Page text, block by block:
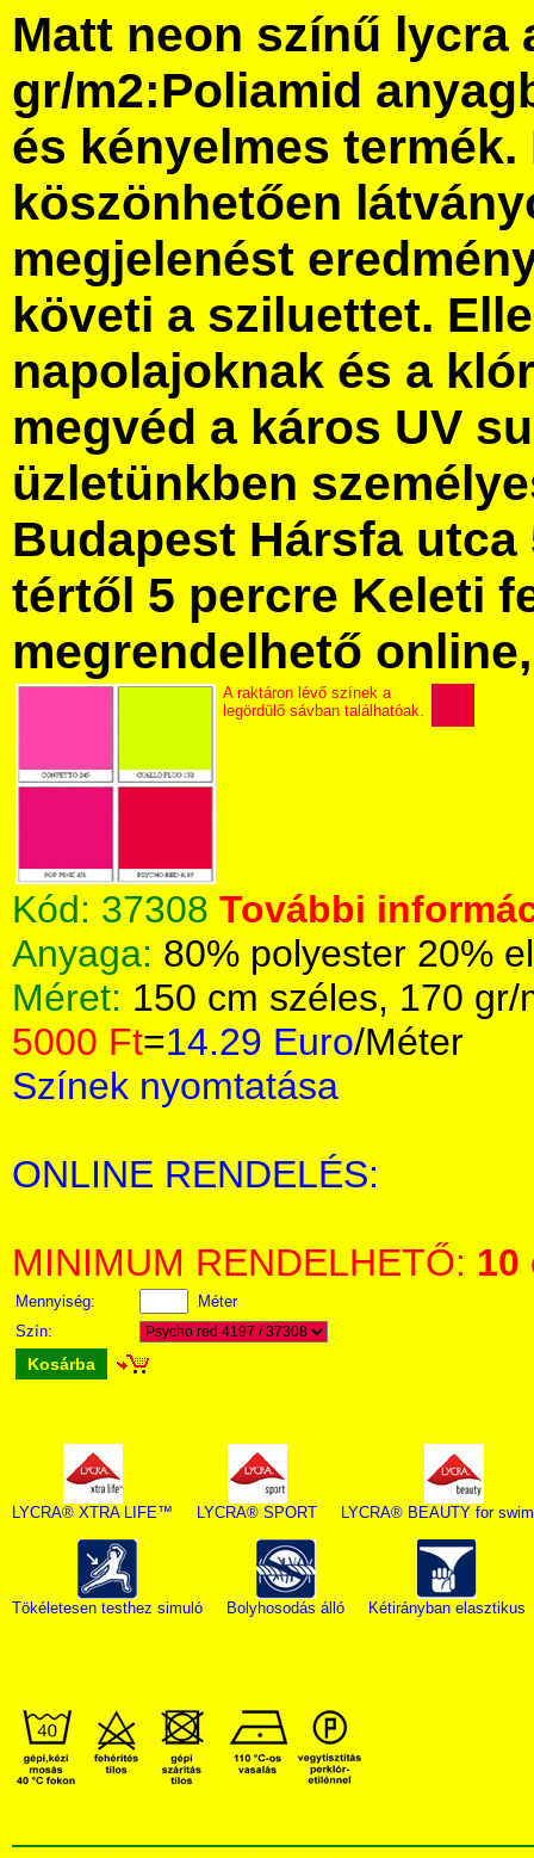
Matt neon színű lycra
gr/m2:Poliamid
és kényelmes
köszönhetően
megjelenést
követi a sziluettet.
napolajoknak és a
megvéd a káros UV
üzletünkben
Budapest Hársfa utca
tértől 5 percre Keleti
megrendelhető
A raktáron lévő színek a
legördülő sávban találhatóak.
Kód: 37308 További
Anyaga: 80% polyester 20%
Méret: 150 cm széles, 170 gr/
5000 Ft=14.29 Euro/Méter
Színek nyomtatása
ONLINE RENDELÉS:
MINIMUM RENDELHETŐ: 10
Mennyiség:
Méter
Szín:
Kosárba
LYCRA® XTRA LIFE™ LYCRA® SPORT LYCRA® BEAUTY for
Tökéletesen testhez simuló Bolyhosodás álló Kétirányban elasztikus